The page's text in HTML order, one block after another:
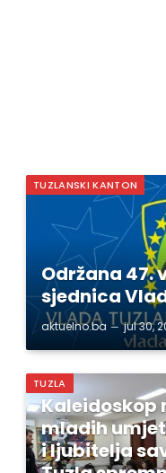
TUZLANSKI KANTON
Održana 47.
sjednica
aktuelno.ba jul 30,
TUZLA
Kaleidoskop
mladih
i ljubitelja